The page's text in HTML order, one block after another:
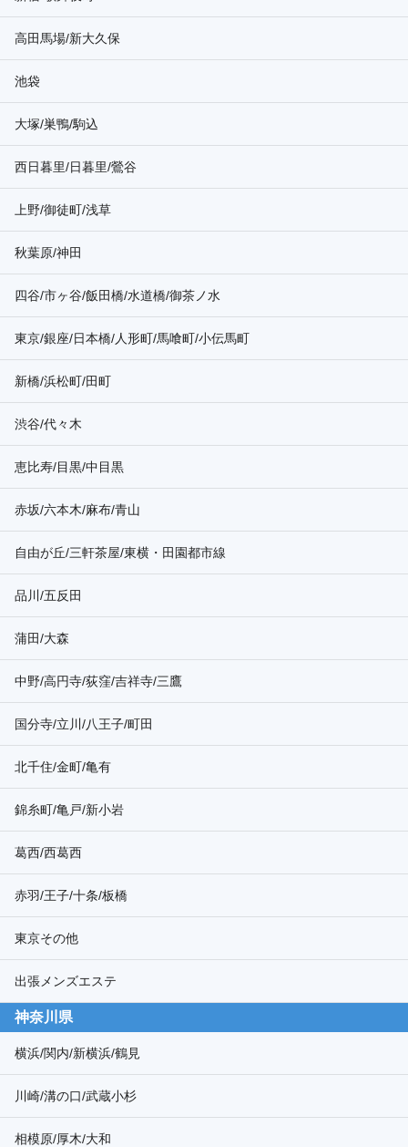
高田馬場/新大久保
池袋
大塚/巣鴨/駒込
西日暮里/日暮里/鶯谷
上野/御徒町/浅草
秋葉原/神田
四谷/市ヶ谷/飯田橋/水道橋/御茶ノ水
東京/銀座/日本橋/人形町/馬喰町/小伝馬町
新橋/浜松町/田町
渋谷/代々木
恵比寿/目黒/中目黒
赤坂/六本木/麻布/青山
自由が丘/三軒茶屋/東横・田園都市線
品川/五反田
蒲田/大森
中野/高円寺/荻窪/吉祥寺/三鷹
国分寺/立川/八王子/町田
北千住/金町/亀有
錦糸町/亀戸/新小岩
葛西/西葛西
赤羽/王子/十条/板橋
東京その他
出張メンズエステ
神奈川県
横浜/関内/新横浜/鶴見
川崎/溝の口/武蔵小杉
相模原/厚木/大和